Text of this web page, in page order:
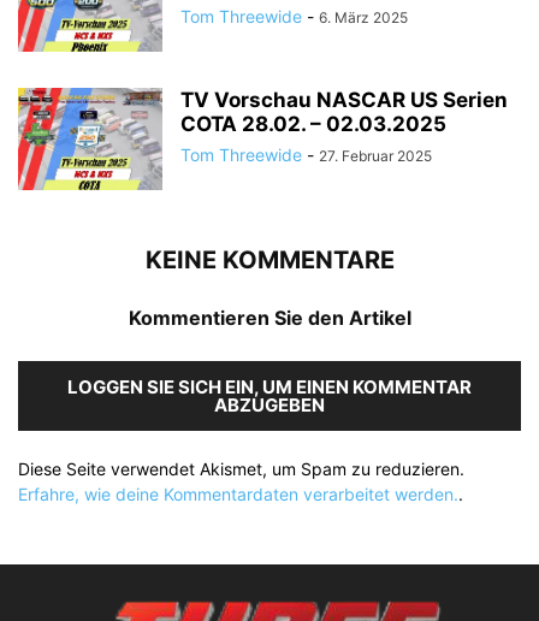
Tom Threewide - 6. März 2025
TV Vorschau NASCAR US Serien
COTA 28.02. – 02.03.2025
Tom Threewide - 27. Februar 2025
KEINE KOMMENTARE
Kommentieren Sie den Artikel
LOGGEN SIE SICH EIN, UM EINEN KOMMENTAR
ABZUGEBEN
Diese Seite verwendet Akismet, um Spam zu reduzieren.
Erfahre, wie deine Kommentardaten verarbeitet werden..